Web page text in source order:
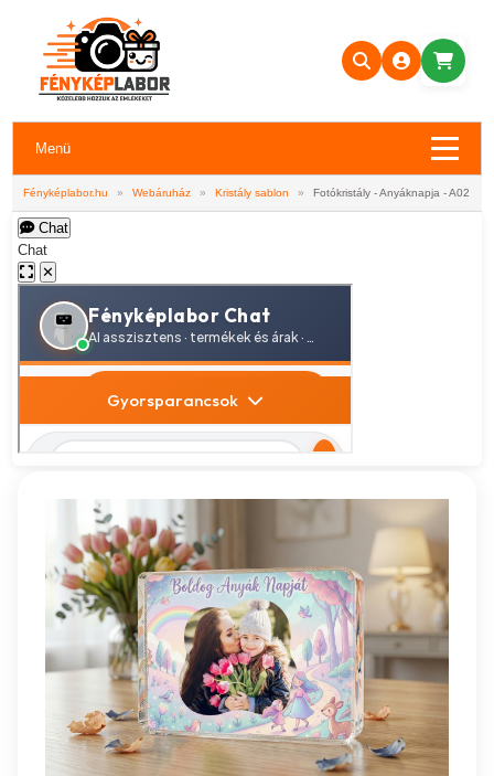
Menü
Fényképlabor.hu » Webáruház » Kristály sablon » Fotókristály - Anyáknapja - A02
Chat
Chat
✕